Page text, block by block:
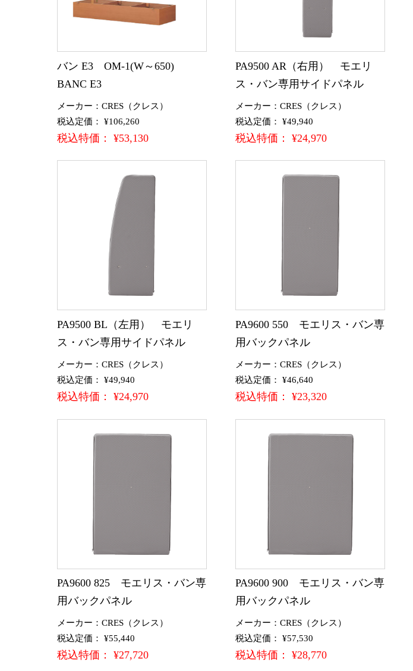
バン E3 OM-1(W～650)
BANC E3
メーカー：CRES（クレス）
税込定価： ¥106,260
税込特価： ¥53,130
PA9500 AR（右用） モエリ
ス・バン専用サイドパネル
メーカー：CRES（クレス）
税込定価： ¥49,940
税込特価： ¥24,970
PA9500 BL（左用） モエリ
ス・バン専用サイドパネル
メーカー：CRES（クレス）
税込定価： ¥49,940
税込特価： ¥24,970
PA9600 550 モエリス・バン専
用バックパネル
メーカー：CRES（クレス）
税込定価： ¥46,640
税込特価： ¥23,320
PA9600 825 モエリス・バン専
用バックパネル
メーカー：CRES（クレス）
税込定価： ¥55,440
税込特価： ¥27,720
PA9600 900 モエリス・バン専
用バックパネル
メーカー：CRES（クレス）
税込定価： ¥57,530
税込特価： ¥28,770